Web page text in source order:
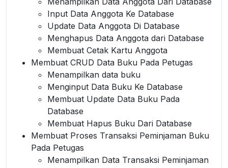
Input Data Anggota Ke Database
Update Data Anggota Di Database
Menghapus Data Anggota dari Database
Membuat Cetak Kartu Anggota
Membuat CRUD Data Buku Pada Petugas
Menampilkan data buku
Menginput Data Buku Ke Database
Membuat Update Data Buku Pada
Database
Membuat Hapus Buku Dari Database
Membuat Proses Transaksi Peminjaman Buku
Pada Petugas
Menampilkan Data Transaksi Peminjaman